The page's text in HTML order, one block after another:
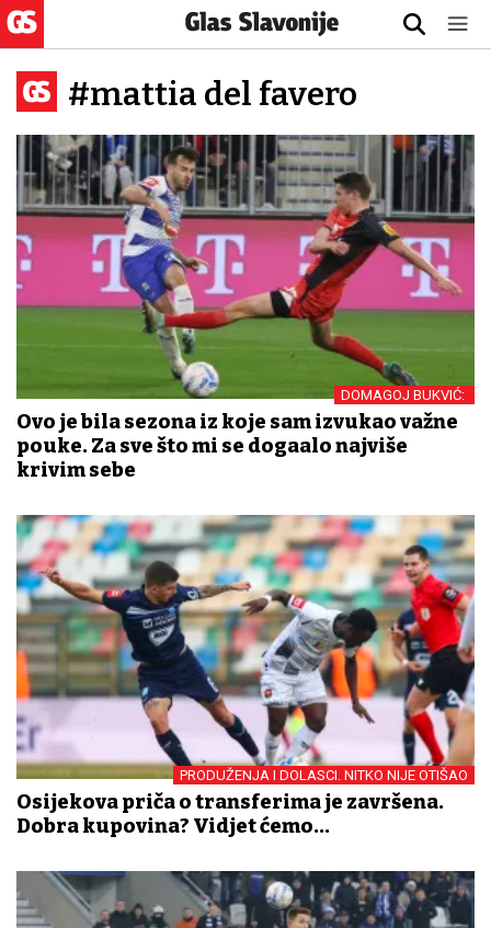
#mattia del favero
DOMAGOJ BUKVIĆ:
Ovo je bila sezona iz koje sam izvukao važne
pouke. Za sve što mi se događalo najviše
krivim sebe
PRODUŽENJA I DOLASCI. NITKO NIJE OTIŠAO
Osijekova priča o transferima je završena.
Dobra kupovina? Vidjet ćemo...